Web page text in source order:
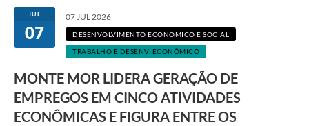
Portal do Cidadão
Links Úteis
Ouvidoria
JUL
07
07 JUL 2026
DESENVOLVIMENTO ECONÔMICO E SOCIAL
TRABALHO E DESENV. ECONÔMICO
MONTE MOR LIDERA GERAÇÃO DE
EMPREGOS EM CINCO ATIVIDADES
ECONÔMICAS E FIGURA ENTRE OS
i
l
u
s
t
r
a
t
i